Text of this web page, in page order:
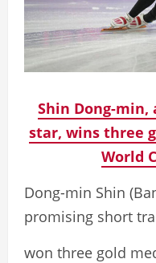
Shin Dong-
star, wins three
World
Dong-min Shin
promising short
won three gold